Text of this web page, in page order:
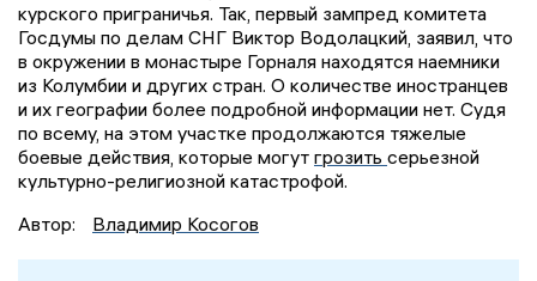
курского приграничья. Так, первый зампред комитета
Госдумы по делам СНГ Виктор Водолацкий, заявил, что
в окружении в монастыре Горналя находятся наемники
из Колумбии и других стран. О количестве иностранцев
и их географии более подробной информации нет. Судя
по всему, на этом участке продолжаются тяжелые
боевые действия, которые могут грозить серьезной
культурно-религиозной катастрофой.
Автор:
Владимир Косогов